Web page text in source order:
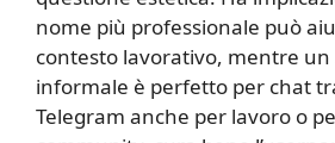
nome più professionale può
contesto lavorativo, mentre
informale è perfetto per chat
Telegram anche per lavoro o